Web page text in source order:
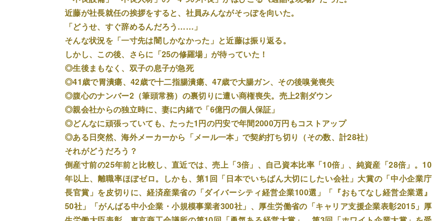
近藤が社長就任の挨拶をすると、社員みんながそっぽを向いた。
「どうせ、すぐ辞めるんだろう……」
そんな状況を「一寸先は闇しかなかった」と近藤は振り返る。
しかし、この後、さらに「25の修羅場」が待っていた！
◎生後まもなく、双子の息子が急死
◎41歳で胃潰瘍、42歳で十二指腸潰瘍、47歳で大腸ガン、その後嗅覚喪失
◎腹心のナンバー2（筆頭常務）の裏切りに遭い商権喪失。売上2割ダウン
◎親会社からの独立時に、妻に内緒で「6億円の個人保証」
◎どんなに頑張っていても、たった1円の円安で年間2000万円もコストアップ
◎ある日突然、海外メーカーから「メール一本」で契約打ち切り（その数、計28社）
それがどうだろう？
倒産寸前の25年前と比較し、直近では、売上「3倍」、自己資本比率「10倍」、純資産「28倍」。10
年以上、離職率ほぼゼロ。しかも、第1回「日本でいちばん大切にしたい会社」大賞の「中小企業庁
長官賞」を皮切りに、経済産業省の「ダイバーシティ経営企業100選」「『おもてなし経営企業選』
50社」「がんばる中小企業・小規模事業者300社」、厚生労働省の「キャリア支援企業表彰2015」厚